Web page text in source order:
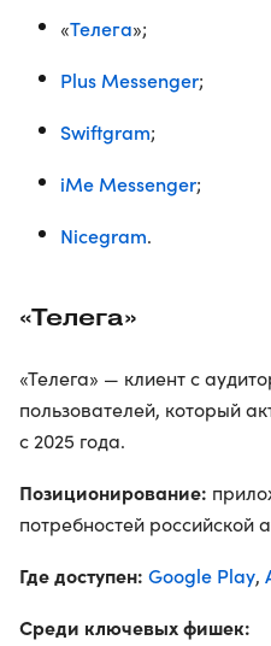
«Телега»;
Plus Messenger;
Swiftgram;
iMe Messenger;
Nicegram.
«Телега»
«Телега» — клиент с
пользователей, который
с 2025 года.
Позиционирование:
потребностей российской
Где доступен: Google Play,
Среди ключевых фишек: